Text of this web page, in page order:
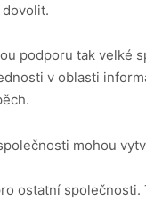
podporu tak velké
v oblasti
mohou
ostatní